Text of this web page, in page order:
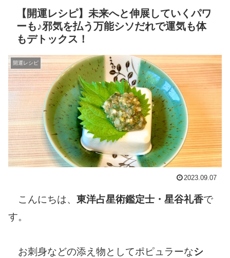
【開運レシピ】未来へと伸展していくパワ
ーも♪邪気を払う万能シソだれで運気も体
もデトックス！
開運レシピ
2023.09.07
こんにちは、 東洋占星術鑑定士・星谷礼香で
す。
お刺身などの添え物としてポピュラーなシ